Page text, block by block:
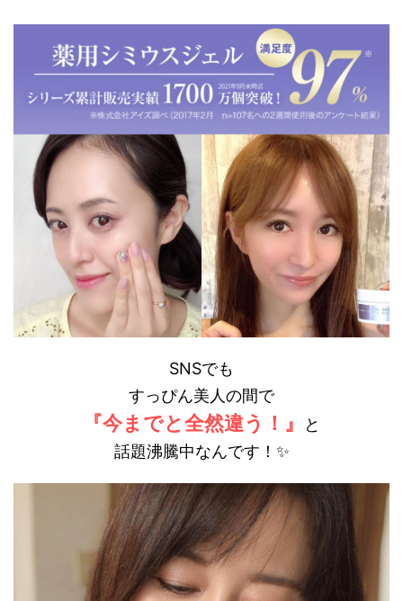
SNSでも
すっぴん美人の間で
『今までと全然違う！』
と
話題沸騰中なんです！✨